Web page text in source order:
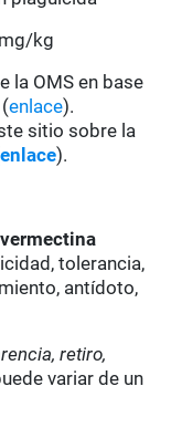
kg
la OMS en base
enlace).
sitio sobre la
enlace).
tolerancia,
antídoto,
retiro,
variar de un